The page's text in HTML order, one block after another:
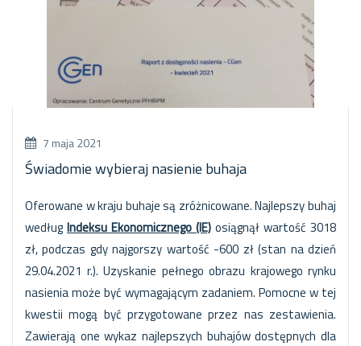
7 maja 2021
Świadomie wybieraj nasienie buhaja
Oferowane w kraju buhaje są zróżnicowane. Najlepszy buhaj
według Indeksu Ekonomicznego (IE) osiągnął wartość 3018
zł, podczas gdy najgorszy wartość -600 zł (stan na dzień
29.04.2021 r.). Uzyskanie pełnego obrazu krajowego rynku
nasienia może być wymagającym zadaniem. Pomocne w tej
kwestii mogą być przygotowane przez nas zestawienia.
Zawierają one wykaz najlepszych buhajów dostępnych dla